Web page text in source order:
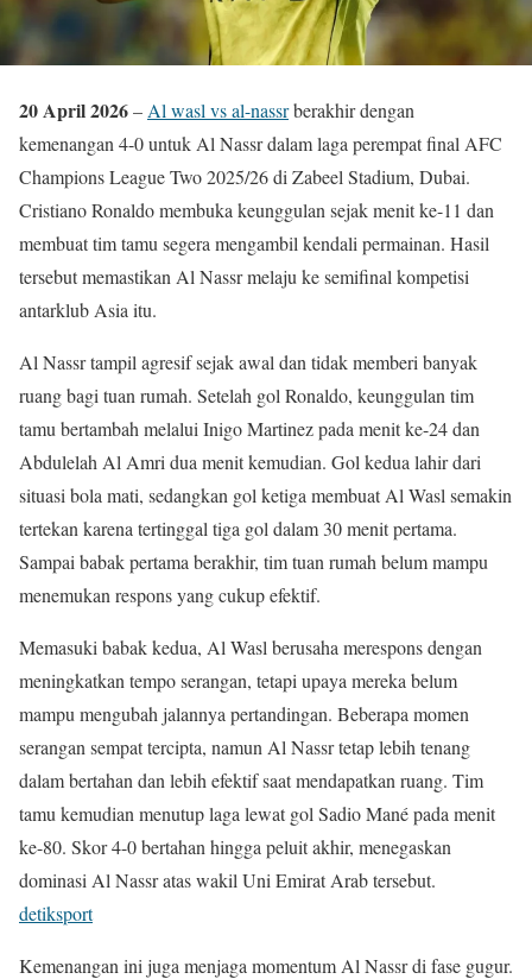
20 April 2026– Al wasl vs al-nassrberakhir dengan
kemenangan 4-0 untuk Al Nassr dalam laga perempat final AFC
Champions League Two 2025/26 di Zabeel Stadium, Dubai.
Cristiano Ronaldo membuka keunggulan sejak menit ke-11 dan
membuat tim tamu segera mengambil kendali permainan. Hasil
tersebut memastikan Al Nassr melaju ke semifinal kompetisi
antarklub Asia itu.
Al Nassr tampil agresif sejak awal dan tidak memberi banyak
ruang bagi tuan rumah. Setelah gol Ronaldo, keunggulan tim
tamu bertambah melalui Inigo Martinez pada menit ke-24 dan
Abdulelah Al Amri dua menit kemudian. Gol kedua lahir dari
situasi bola mati, sedangkan gol ketiga membuat Al Wasl semakin
tertekan karena tertinggal tiga gol dalam 30 menit pertama.
Sampai babak pertama berakhir, tim tuan rumah belum mampu
menemukan respons yang cukup efektif.
Memasuki babak kedua, Al Wasl berusaha merespons dengan
meningkatkan tempo serangan, tetapi upaya mereka belum
mampu mengubah jalannya pertandingan. Beberapa momen
serangan sempat tercipta, namun Al Nassr tetap lebih tenang
dalam bertahan dan lebih efektif saat mendapatkan ruang. Tim
tamu kemudian menutup laga lewat gol Sadio Mané pada menit
ke-80. Skor 4-0 bertahan hingga peluit akhir, menegaskan
dominasi Al Nassr atas wakil Uni Emirat Arab tersebut.
detiksport
Kemenangan ini juga menjaga momentum Al Nassr di fase gugur.